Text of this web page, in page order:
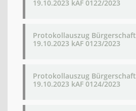
19.10.2023 kAF 0122/2023
Protokollauszug Bürgerschaft
19.10.2023 kAF 0123/2023
Protokollauszug Bürgerschaft
19.10.2023 kAF 0124/2023